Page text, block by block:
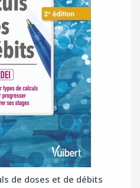
de doses et de débits